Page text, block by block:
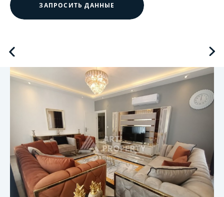
ЗАПРОСИТЬ ДАННЫЕ